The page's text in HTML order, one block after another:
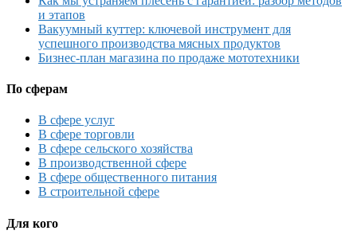
и этапов
Вакуумный куттер: ключевой инструмент для
успешного производства мясных продуктов
Бизнес-план магазина по продаже мототехники
По сферам
В сфере услуг
В сфере торговли
В сфере сельского хозяйства
В производственной сфере
В сфере общественного питания
В строительной сфере
Для кого